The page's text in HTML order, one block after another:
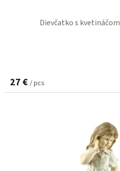
Dievčatko s
27 € / pcs